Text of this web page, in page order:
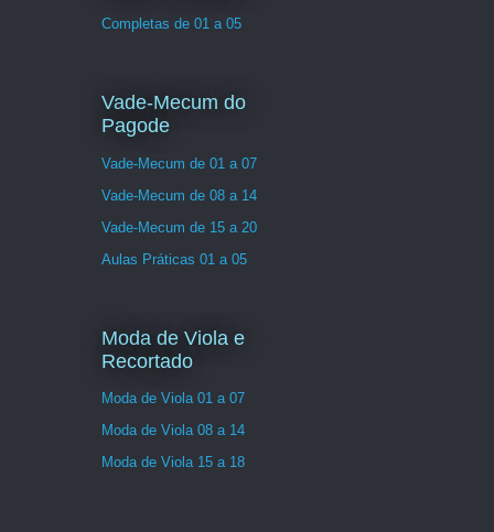
Completas de 01 a 05
Vade-Mecum do
Pagode
Vade-Mecum de 01 a 07
Vade-Mecum de 08 a 14
Vade-Mecum de 15 a 20
Aulas Práticas 01 a 05
Moda de Viola e
Recortado
Moda de Viola 01 a 07
Moda de Viola 08 a 14
Moda de Viola 15 a 18